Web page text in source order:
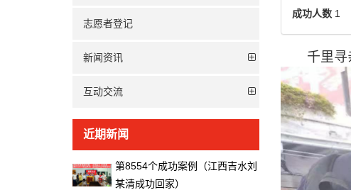
成功人数1
千里
志愿者登记
新闻资讯
互动交流
近期新闻
第8554个成功案例（江西吉水刘
某清成功回家）